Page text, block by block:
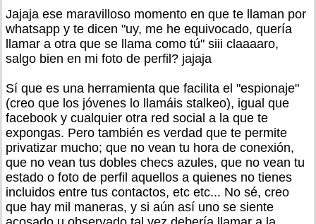
Jajaja ese maravilloso momento en que te llaman por
whatsapp y te dicen "uy, me he equivocado, quería
llamar a otra que se llama como tú" siii claaaaro,
salgo bien en mi foto de perfil? jajaja
Sí que es una herramienta que facilita el "espionaje"
(creo que los jóvenes lo llamáis stalkeo), igual que
facebook y cualquier otra red social a la que te
expongas. Pero también es verdad que te permite
privatizar mucho; que no vean tu hora de conexión,
que no vean tus dobles checs azules, que no vean tu
estado o foto de perfil aquellos a quienes no tienes
incluidos entre tus contactos, etc etc... No sé, creo
que hay mil maneras, y si aún así uno se siente